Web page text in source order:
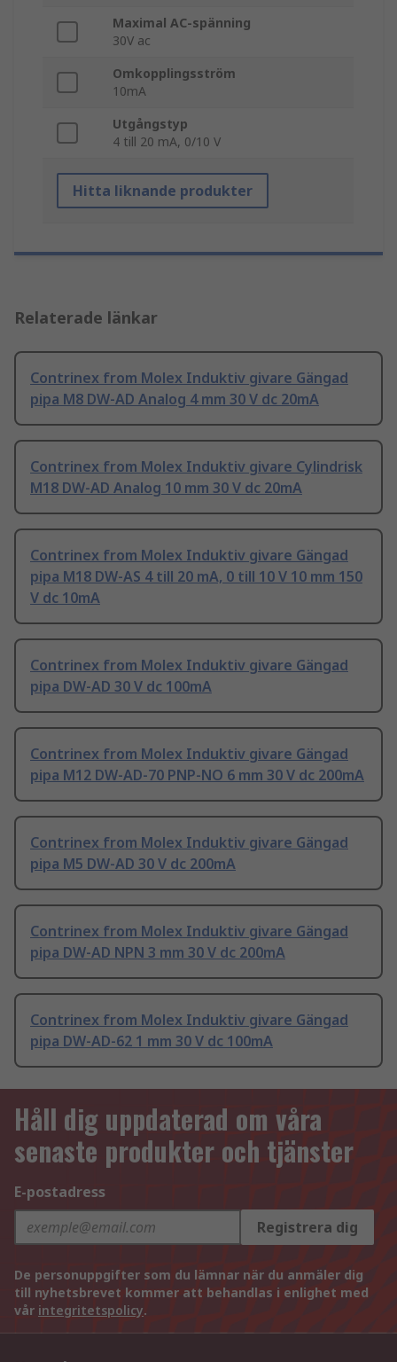
Maximal AC-spänning
30V ac
Omkopplingsström
10mA
Utgångstyp
4 till 20 mA, 0/10 V
Hitta liknande produkter
Relaterade länkar
Contrinex from Molex Induktiv givare Gängad
pipa M8 DW-AD Analog 4 mm 30 V dc 20mA
Contrinex from Molex Induktiv givare Cylindrisk
M18 DW-AD Analog 10 mm 30 V dc 20mA
Contrinex from Molex Induktiv givare Gängad
pipa M18 DW-AS 4 till 20 mA, 0 till 10 V 10 mm 150
V dc 10mA
Contrinex from Molex Induktiv givare Gängad
pipa DW-AD 30 V dc 100mA
Contrinex from Molex Induktiv givare Gängad
pipa M12 DW-AD-70 PNP-NO 6 mm 30 V dc 200mA
Contrinex from Molex Induktiv givare Gängad
pipa M5 DW-AD 30 V dc 200mA
Contrinex from Molex Induktiv givare Gängad
pipa DW-AD NPN 3 mm 30 V dc 200mA
Contrinex from Molex Induktiv givare Gängad
pipa DW-AD-62 1 mm 30 V dc 100mA
Håll dig uppdaterad om våra
senaste produkter och tjänster
E-postadress
Registrera dig
De personuppgifter som du lämnar när du anmäler dig
till nyhetsbrevet kommer att behandlas i enlighet med
vår integritetspolicy.